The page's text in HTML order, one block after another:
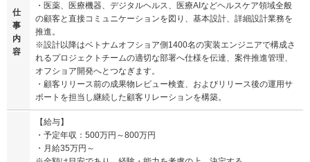
仕
事
内
容
・医薬、医療機器、デジタルヘルス、医療AIなどヘルスケア領域全般
の顧客と直接コミュニケーションを図り、基本設計、詳細設計業務を
推進。
※設計以降はベトナムオフショア側1400名の実装エンジニアで構成さ
れるプロジェクトチームの適切な部署へ仕様を伝達、案件推進管理、
オフショア開発へとつなぎます。
・顧客リリース前の成果物レビュー検査、およびリリース後の運用サ
ポートを担当し継続した顧客リレーションを構築。
【給与】
・予定年収：500万円～800万円
・月給35万円～